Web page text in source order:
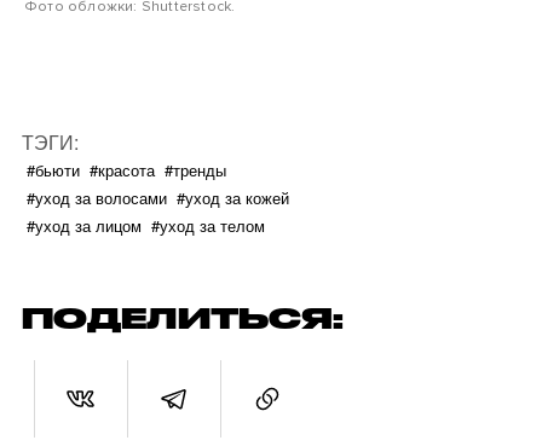
Фото обложки: Shutterstock.
ТЭГИ:
#бьюти #красота #тренды
#уход за волосами #уход за кожей
#уход за лицом #уход за телом
ПОДЕЛИТЬСЯ: